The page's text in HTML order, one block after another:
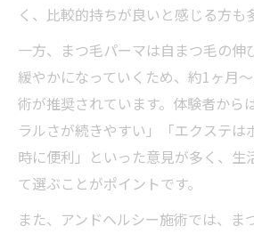
く、比較的持ちが良いと感じる方も
一方、まつ毛パーマは自まつ毛の伸
緩やかになっていくため、約1ヶ月
術が推奨されています。体験者から
ラルさが続きやすい」「エクステは
時に便利」といった意見が多く、生
て選ぶことがポイントです。
また、アンドヘルシー施術では、ま